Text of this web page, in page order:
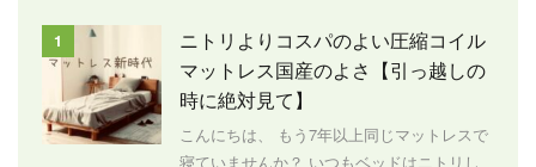
1
ニトリよりコスパのよい圧縮コイル
マットレス国産のよさ【引っ越しの
時に絶対見て】
こんにちは、 もう7年以上同じマットレスで
寝ていませんか？ いつもベッドはニトリし